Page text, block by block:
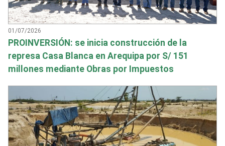
01/07/2026
PROINVERSIÓN: se inicia construcción de la
represa Casa Blanca en Arequipa por S/ 151
millones mediante Obras por Impuestos